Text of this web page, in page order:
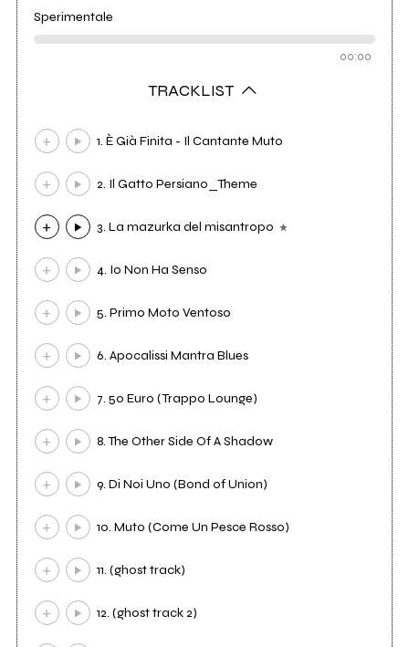
Sperimentale
00:00
TRACKLIST
1. È Già Finita - Il Cantante Muto
2. Il Gatto Persiano_Theme
3. La mazurka del misantropo
4. Io Non Ha Senso
5. Primo Moto Ventoso
6. Apocalissi Mantra Blues
7. 50 Euro (Trappo Lounge)
8. The Other Side Of A Shadow
9. Di Noi Uno (Bond of Union)
10. Muto (Come Un Pesce Rosso)
11. (ghost track)
12. (ghost track 2)